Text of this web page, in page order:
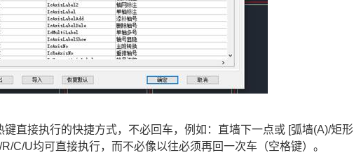
直接执行的快捷方式，不必回车，例如：直墙下一点或 [弧墙(A)/矩形
C/U均可直接执行，而不必像以往必须再回一次车（空格键）。